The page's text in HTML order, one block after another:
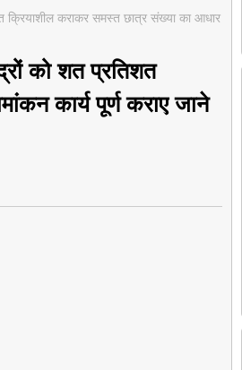
क्रियाशील कराकर समस्त छात्र संख्या का आधार
को शत प्रतिशत
कार्य पूर्ण कराए जाने